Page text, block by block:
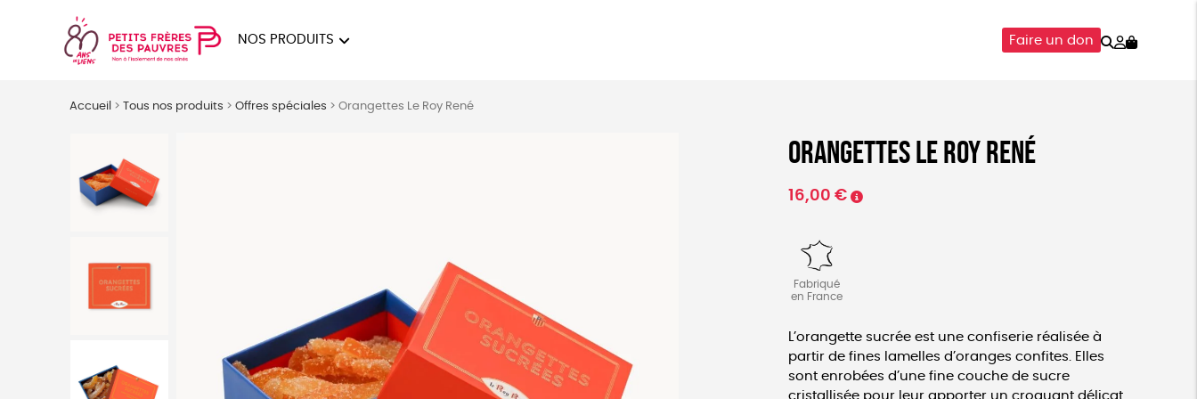
NOS PRODUITS Faire un don Rechercher
Mon
Accueil >Tous nos produits >Offres spéciales >Orangettes Le Roy René
Orangettes Le Roy René
16,00 €
Fabriqué
en France
L’orangette sucrée est une confiserie réalisée à
partir de fines lamelles d’oranges confites. Elles
sont enrobées d’une fine couche de sucre
cristallisée pour leur apporter un croquant délicat.